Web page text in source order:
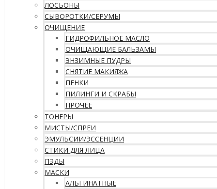
ЛОСЬОНЫ
СЫВОРОТКИ/СЕРУМЫ
ОЧИЩЕНИЕ
ГИДРОФИЛЬНОЕ МАСЛО
ОЧИЩАЮЩИЕ БАЛЬЗАМЫ
ЭНЗИМНЫЕ ПУДРЫ
СНЯТИЕ МАКИЯЖА
ПЕНКИ
ПИЛИНГИ И СКРАБЫ
ПРОЧЕЕ
ТОНЕРЫ
МИСТЫ/СПРЕИ
ЭМУЛЬСИИ/ЭССЕНЦИИ
СТИКИ ДЛЯ ЛИЦА
ПЭДЫ
МАСКИ
АЛЬГИНАТНЫЕ